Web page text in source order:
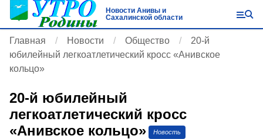
Новости Анивы и
Сахалинской области
Главная Новости Общество
20-й
юбилейный легкоатлетический кросс «Анивское
кольцо»
20-й юбилейный
легкоатлетический кросс
«Анивское кольцо»
Новость